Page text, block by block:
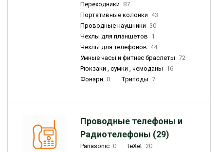
Переходники 87
Портативные колонки 43
Проводные наушники 30
Чехлы для планшетов 1
Чехлы для телефонов 44
Умные часы и фитнес браслеты 72
Рюкзаки , сумки , чемоданы 16
Фонари 0 Триподы 7
Проводные телефоны и
Радиотелефоны (29)
Panasonic 0 teXet 20